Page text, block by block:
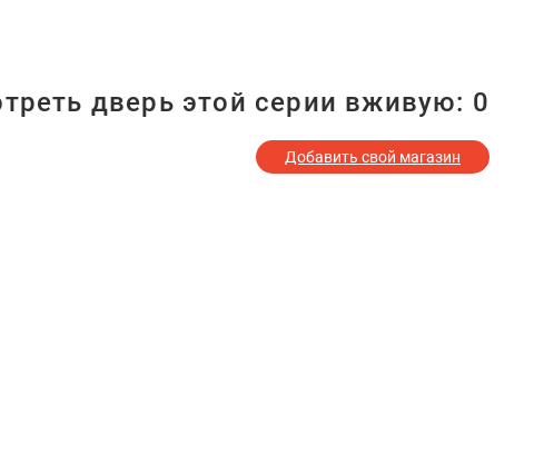
дверь этой серии вживую: 0
Добавить свой магазин